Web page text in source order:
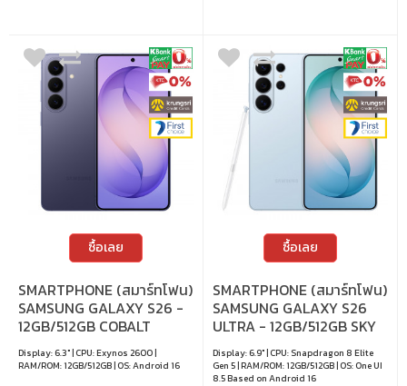
ซื้อเลย
SMARTPHONE (สมาร์ทโฟน)
SAMSUNG GALAXY S26 -
12GB/512GB COBALT
VIOLET
Display: 6.3" | CPU: Exynos 2600 |
RAM/ROM: 12GB/512GB | OS: Android 16
ซื้อเลย
SMARTPHONE (สมาร์ทโฟน)
SAMSUNG GALAXY S26
ULTRA - 12GB/512GB SKY
BLUE
Display: 6.9" | CPU: Snapdragon 8 Elite
Gen 5 | RAM/ROM: 12GB/512GB | OS: One UI
8.5 Based on Android 16